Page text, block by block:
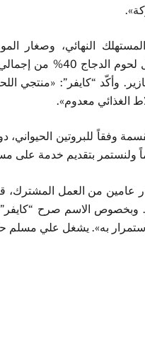
النهائي، وصغار
المعالجة، وسلاسل الخدمات
لحوم أبقار، و20% أغنام، و10% خنازير.
الغذائي معدوم».
وفقاً للبروتين الحيواني،
ولنستمر بتقديم خدمة على
عامين من العمل المشترك،
قدمناها للجمهور بتاريخ 12 يوليو.